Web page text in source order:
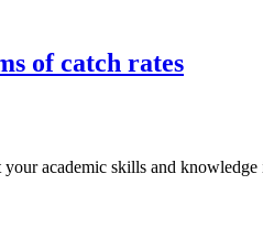
of catch rates
academic skills and knowledge